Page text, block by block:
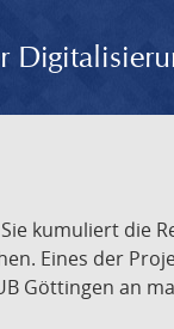
kumuliert die
Eines der
Göttingen an